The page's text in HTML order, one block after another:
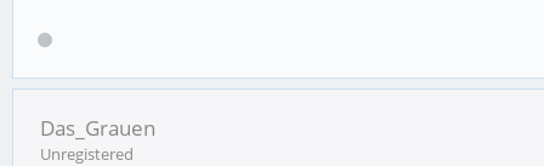
Das_Grauen
Unregistered